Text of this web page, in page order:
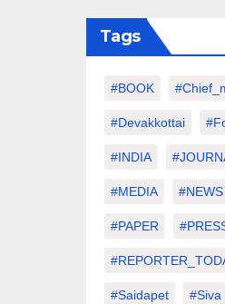
Tags
#BOOK
#devakkottai
#INDIA
#MEDIA #NEWS
#PAPER
#saidapet #Siva